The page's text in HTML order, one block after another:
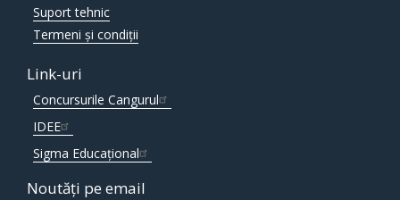
Suport tehnic
Termeni și condiții
Link-uri
Concursurile Cangurul
IDEE
Sigma Educațional
Noutăți pe email